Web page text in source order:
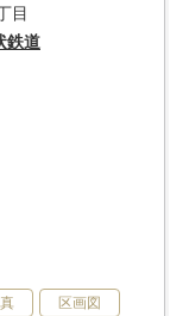
目
鉄道
区画図